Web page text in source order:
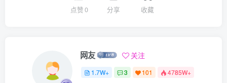
点赞0 分享 收藏
网友 关注
1.7W+ 3 101 4785W+